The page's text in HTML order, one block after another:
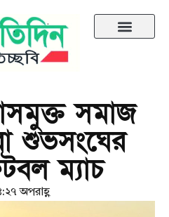
সমাজ
শুভসংঘের
ম্যাচ
অপরাহ্ণ